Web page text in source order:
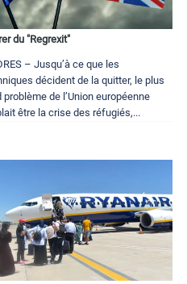
du "Regrexit"
– Jusqu’à ce que les
décident de la quitter, le plus
problème de l’Union européenne
être la crise des réfugiés,...